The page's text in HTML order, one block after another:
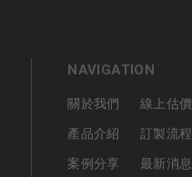
NAVIGATION
關於我們
產品介紹
案例分享
線上估價
訂製流程
最新消息